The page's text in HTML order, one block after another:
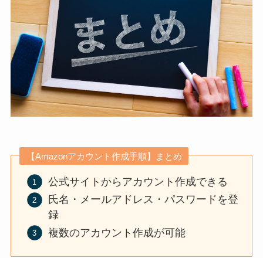
【Amazonアカウント作成手順】まとめ
公式サイトからアカウント作成できる
氏名・メールアドレス・パスワードを登
録
複数のアカウント作成が可能